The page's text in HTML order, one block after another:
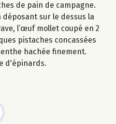
de pain de campagne.
sur le dessus la
l’œuf mollet coupé en 2
pistaches concassées
hachée finement.
d'épinards.